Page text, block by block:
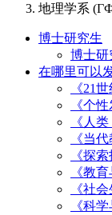
地理学系
博士研究生
博士研
在哪里可以
《21
《个
《人
《当
《探索
《教
《社
《科